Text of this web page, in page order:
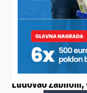
JAKO MU SE
Ludovao